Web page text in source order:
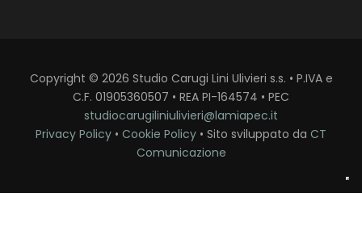
Copyright © 2026 Studio Carugi Lini Ulivieri s.s. • P.IVA e
C.F. 01905360507 • REA PI-164574 • PEC
studiocarugiliniulivieri@lamiapec.it
Privacy Policy • Cookie Policy • Sito sviluppato da CT
Comunicazione